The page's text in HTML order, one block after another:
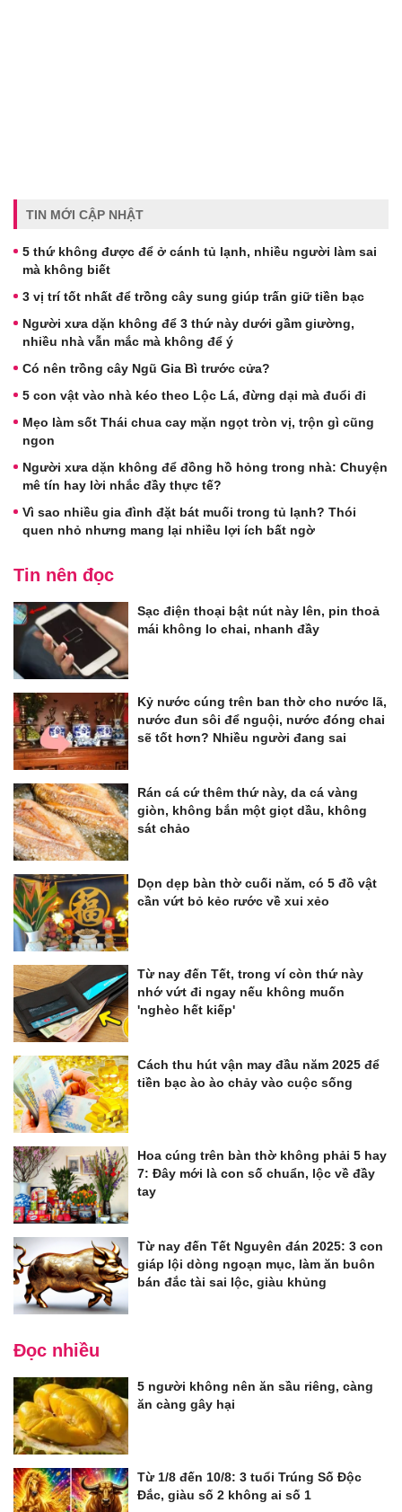
TIN MỚI CẬP NHẬT
5 thứ không được để ở cánh tủ lạnh, nhiều người làm sai
mà không biết
3 vị trí tốt nhất để trồng cây sung giúp trấn giữ tiền bạc
Người xưa dặn không để 3 thứ này dưới gầm giường,
nhiều nhà vẫn mắc mà không để ý
Có nên trồng cây Ngũ Gia Bì trước cửa?
5 con vật vào nhà kéo theo Lộc Lá, đừng dại mà đuổi đi
Mẹo làm sốt Thái chua cay mặn ngọt tròn vị, trộn gì cũng
ngon
Người xưa dặn không để đồng hồ hỏng trong nhà: Chuyện
mê tín hay lời nhắc đầy thực tế?
Vì sao nhiều gia đình đặt bát muối trong tủ lạnh? Thói
quen nhỏ nhưng mang lại nhiều lợi ích bất ngờ
Tin nên đọc
Sạc điện thoại bật nút này lên, pin thoả
mái không lo chai, nhanh đầy
Kỷ nước cúng trên ban thờ cho nước lã,
nước đun sôi để nguội, nước đóng chai
sẽ tốt hơn? Nhiều người đang sai
Rán cá cứ thêm thứ này, da cá vàng
giòn, không bắn một giọt dầu, không
sát chảo
Dọn dẹp bàn thờ cuối năm, có 5 đồ vật
cần vứt bỏ kẻo rước về xui xẻo
Từ nay đến Tết, trong ví còn thứ này
nhớ vứt đi ngay nếu không muốn
'nghèo hết kiếp'
Cách thu hút vận may đầu năm 2025 để
tiền bạc ào ào chảy vào cuộc sống
Hoa cúng trên bàn thờ không phải 5 hay
7: Đây mới là con số chuẩn, lộc về đầy
tay
Từ nay đến Tết Nguyên đán 2025: 3 con
giáp lội dòng ngoạn mục, làm ăn buôn
bán đắc tài sai lộc, giàu khủng
Đọc nhiều
5 người không nên ăn sầu riêng, càng
ăn càng gây hại
Từ 1/8 đến 10/8: 3 tuổi Trúng Số Độc
Đắc, giàu số 2 không ai số 1